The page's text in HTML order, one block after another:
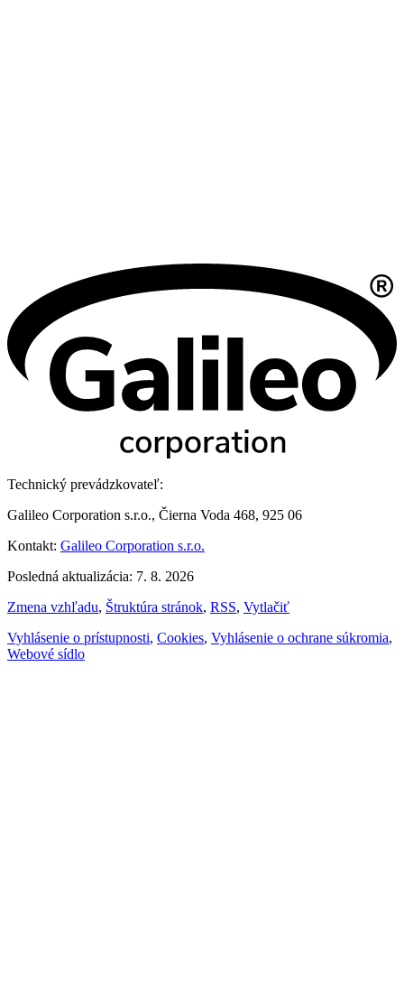
Technický prevádzkovateľ:
Galileo Corporation s.r.o., Čierna Voda 468, 925 06
Kontakt: Galileo Corporation s.r.o.
Posledná aktualizácia: 7. 8. 2026
Zmena vzhľadu, Štruktúra stránok, RSS, Vytlačiť
Vyhlásenie o prístupnosti, Cookies, Vyhlásenie o ochrane súkromia,
Webové sídlo